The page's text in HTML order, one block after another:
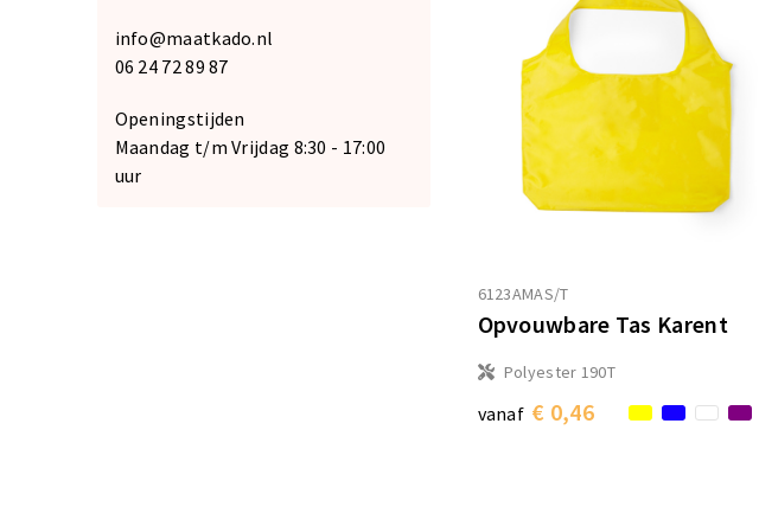
info@maatkado.nl
06 24 72 89 87
Openingstijden
Maandag t/m Vrijdag 8:30 - 17:00
uur
6123AMAS/T
Opvouwbare Tas Karent
Polyester 190T
vanaf € 0,46